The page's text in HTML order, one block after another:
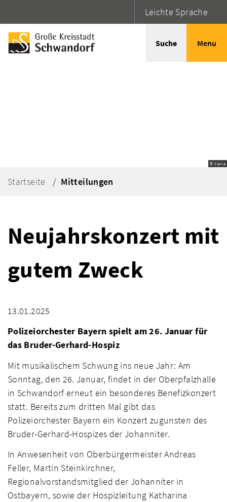
Leichte Sprache
Suche Menu
© Canva
Startseite Mitteilungen
Neujahrskonzert mit
gutem Zweck
13.01.2025
Polizeiorchester Bayern spielt am 26. Januar für
das Bruder-Gerhard-Hospiz
Mit musikalischem Schwung ins neue Jahr: Am
Sonntag, den 26. Januar, findet in der Oberpfalzhalle
in Schwandorf erneut ein besonderes Benefizkonzert
statt. Bereits zum dritten Mal gibt das
Polizeiorchester Bayern ein Konzert zugunsten des
Bruder-Gerhard-Hospizes der Johanniter.
In Anwesenheit von Oberbürgermeister Andreas
Feller, Martin Steinkirchner,
Regionalvorstandsmitglied der Johanniter in
Ostbayern, sowie der Hospizleitung Katharina